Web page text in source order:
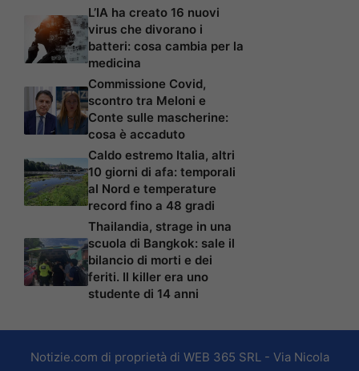
L’IA ha creato 16 nuovi
virus che divorano i
batteri: cosa cambia per la
medicina
Commissione Covid,
scontro tra Meloni e
Conte sulle mascherine:
cosa è accaduto
Caldo estremo Italia, altri
10 giorni di afa: temporali
al Nord e temperature
record fino a 48 gradi
Thailandia, strage in una
scuola di Bangkok: sale il
bilancio di morti e dei
feriti. Il killer era uno
studente di 14 anni
Notizie.com di proprietà di WEB 365 SRL - Via Nicola